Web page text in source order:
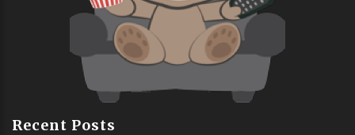
Recent Posts